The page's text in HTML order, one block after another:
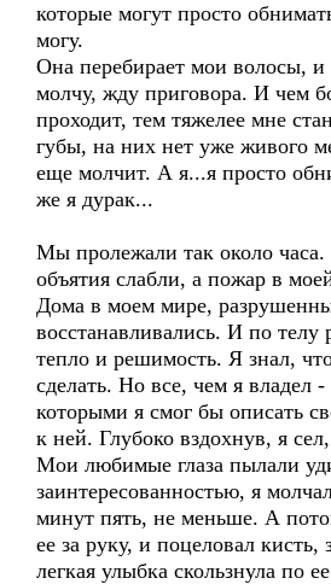
которые могут просто
могу.
Она перебирает мои волосы,
молчу, жду приговора. И чем
проходит, тем тяжелее мне
губы, на них нет уже живого
еще молчит. А я...я просто
же я дурак...
Мы пролежали так около часа.
объятия слабли, а пожар в
Дома в моем мире,
восстанавливались. И по телу
тепло и решимость. Я знал,
сделать. Но все, чем я владел -
которыми я смог бы описать
к ней. Глубоко вздохнув, я
Мои любимые глаза пылали
заинтересованностью­, я
минут пять, не меньше. А
ее за руку, и поцеловал кисть,
легкая улыбка скользнула по